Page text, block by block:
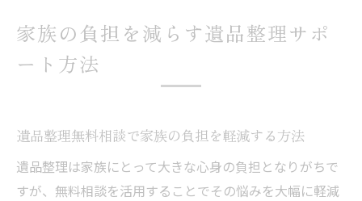
家族の負担を減らす遺品整理サポ
ート方法
遺品整理無料相談で家族の負担を軽減する方法
遺品整理は家族にとって大きな心身の負担となりがちで
すが、無料相談を活用することでその悩みを大幅に軽減